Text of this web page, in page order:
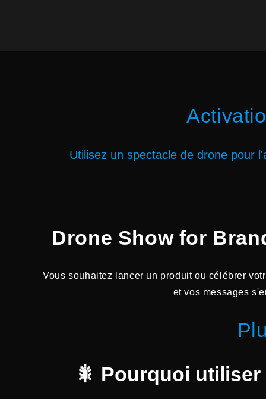
Utilisez un spectacle de drone pour
Drone Show for
Vous souhaitez lancer un produit ou célébrer
et vos messages
🎇 Pourquoi